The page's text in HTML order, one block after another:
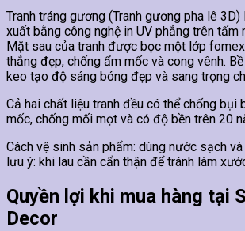
Tranh tráng gương (Tranh gương pha lê
xuất bằng công nghệ in UV phẳng trên tấm
Mặt sau của tranh được bọc một lớp
thẳng đẹp, chống ẩm mốc và cong vênh.
keo tạo độ sáng bóng đẹp và sang trọng
Cả hai chất liệu tranh đều có thể chống bụi
mốc, chống mối mọt và có độ bền trên 20
Cách vệ sinh sản phẩm: dùng nước sạch
lưu ý: khi lau cần cẩn thận để tránh làm
Quyền lợi khi mua hàng tại
Decor